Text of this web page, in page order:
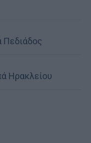
Πεδιάδος
Ηρακλείου